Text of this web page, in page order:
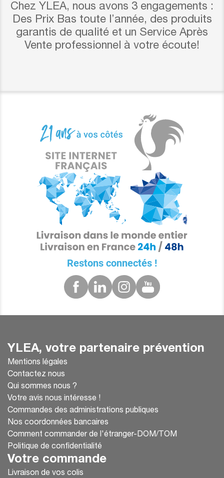
Chez YLEA, nous avons 3 engagements :
Des Prix Bas toute l’année, des produits
garantis de qualité et un Service Après
Vente professionnel à votre écoute!
Restons connectés !
YLEA, votre partenaire prévention
Mentions légales
Contactez nous
Qui sommes nous ?
Votre avis nous intéresse !
Commandes des administrations publiques
Nos coordonnées bancaires
Comment commander de l'étranger-DOM/TOM
Politique de confidentialité
Votre commande
Livraison de vos colis